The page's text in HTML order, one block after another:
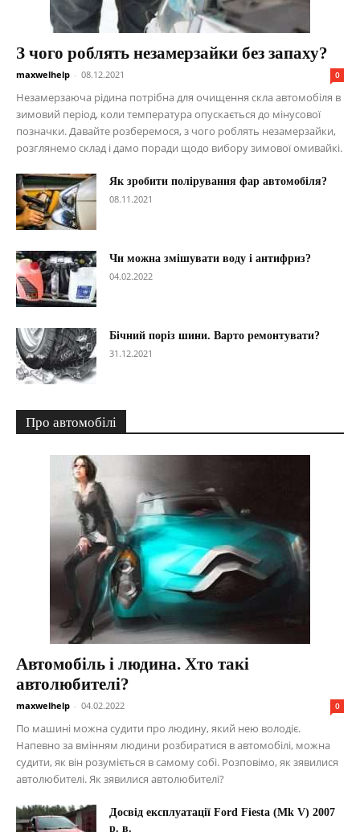
З чого роблять незамерзайки без запаху?
maxwelhelp - 08.12.2021 0
Незамерзаюча рідина потрібна для очищення скла автомобіля в
зимовий період, коли температура опускається до мінусової
позначки. Давайте розберемося, з чого роблять незамерзайки,
розглянемо склад і дамо поради щодо вибору зимової омивайкі.
Як зробити полірування фар автомобіля?
08.11.2021
Чи можна змішувати воду і антифриз?
04.02.2022
Бічний поріз шини. Варто ремонтувати?
31.12.2021
Про автомобілі
Автомобіль і людина. Хто такі
автолюбителі?
maxwelhelp - 04.02.2022 0
По машині можна судити про людину, який нею володіє.
Напевно за вмінням людини розбиратися в автомобілі, можна
судити, як він розуміється в самому собі. Розповімо, як зявилися
автолюбителі. Як зявилися автолюбителі?
Досвід експлуатації Ford Fiesta (Mk V) 2007
р. в.